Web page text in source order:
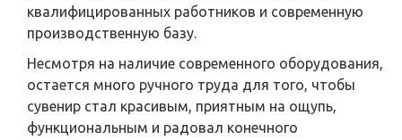
квалифицированных работников и современную
производственную базу.
Несмотря на наличие современного оборудования,
остается много ручного труда для того, чтобы
сувенир стал красивым, приятным на ощупь,
функциональным и радовал конечного